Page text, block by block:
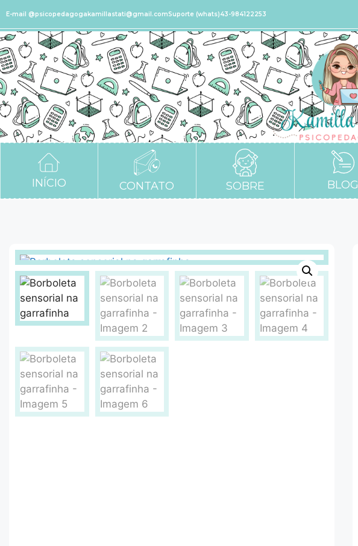
E-mail @psicopedagogakamillastati@gmail.comSuporte (whats)43-984122253
INÍCIO CONTATO SOBRE BLOG